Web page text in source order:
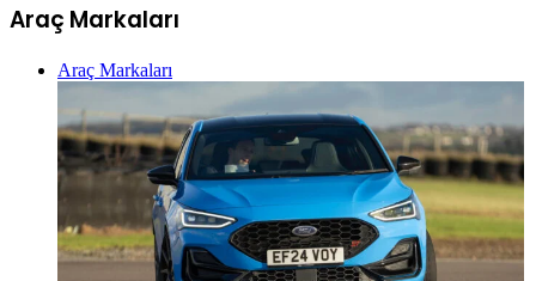
Araç Markaları
Araç Markaları